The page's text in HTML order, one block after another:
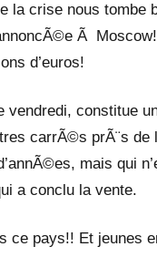
la crise nous tombe
Ã
d’euros!
constitue
carrÃ©s prÃ¨s
mais qui
a conclu la vente.
ce pays!! Et jeunes